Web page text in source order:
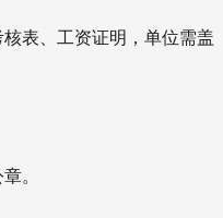
表、 工资证明， 单位需盖
。